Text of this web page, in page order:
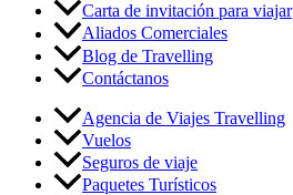
Carta de invitación para viajar
Aliados Comerciales
Blog de Travelling
Contáctanos
Agencia de Viajes Travelling
Vuelos
Seguros de viaje
Paquetes Turísticos